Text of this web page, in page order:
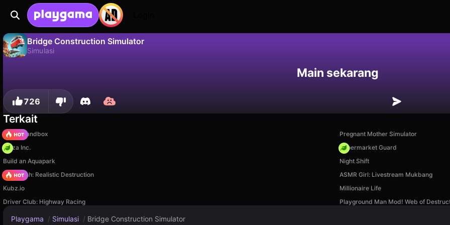
Bridge Construction Simulator
Simulasi
Main sekarang
726
Terkait
Melon Sandbox
Pregnant Mother Simulator
Pizza Inc.
Supermarket Guard
Build an Aquapark
Night Shift
Car Crush: Realistic Destruction
ASMR Girl: Livestream Mukbang
Kubz.io
Millionaire Life
Driver Club: Highway Racing
Playground Man Mod! Web of
Playgama / Simulasi / Bridge Construction Simulator